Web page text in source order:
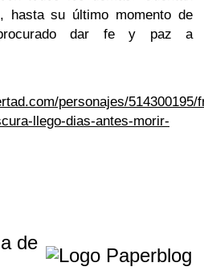
hasta su último momento de
dar fe y paz a
personajes/514300195/
llego-dias-antes-morir-
de